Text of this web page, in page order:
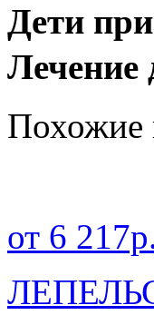
Дети
Лечение
Похожие
от 6